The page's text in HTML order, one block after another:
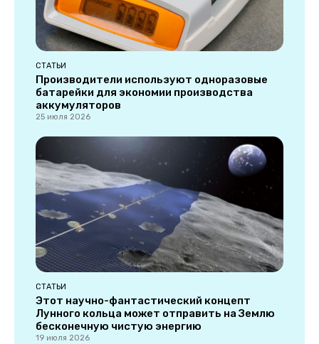
СТАТЬИ
Производители используют одноразовые
батарейки для экономии производства
аккумуляторов
25 июля 2026
СТАТЬИ
Этот научно-фантастический концепт
Лунного кольца может отправить на Землю
бесконечную чистую энергию
19 июля 2026